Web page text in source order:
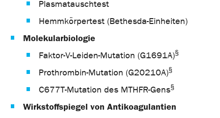
Plasmatauschtest
Hemmkörpertest (Bethesda-Einheiten)
Molekularbiologie
Faktor-V-Leiden-Mutation (G1691A)§
Prothrombin-Mutation (G20210A)§
C677T-Mutation des MTHFR-Gens§
Wirkstoffspiegel von Antikoagulantien